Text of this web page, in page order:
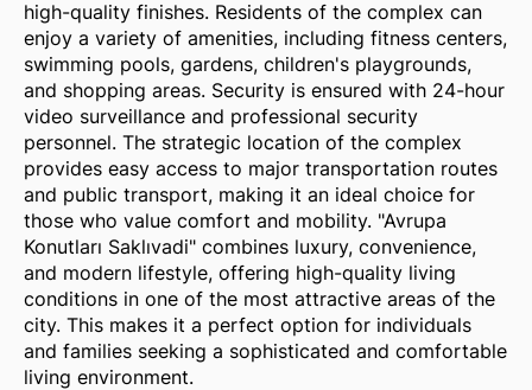
high-quality finishes. Residents of the complex can
enjoy a variety of amenities, including fitness centers,
swimming pools, gardens, children's playgrounds,
and shopping areas. Security is ensured with 24-hour
video surveillance and professional security
personnel. The strategic location of the complex
provides easy access to major transportation routes
and public transport, making it an ideal choice for
those who value comfort and mobility. "Avrupa
Konutları Saklıvadi" combines luxury, convenience,
and modern lifestyle, offering high-quality living
conditions in one of the most attractive areas of the
city. This makes it a perfect option for individuals
and families seeking a sophisticated and comfortable
living environment.